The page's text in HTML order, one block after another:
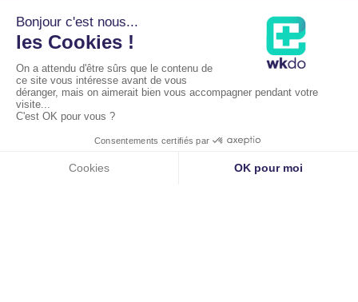
Dr Baudrier :01 42 15 41 44
Par mail ←
Via Doctolib
Dr Shitrit :07 63 66 51 09